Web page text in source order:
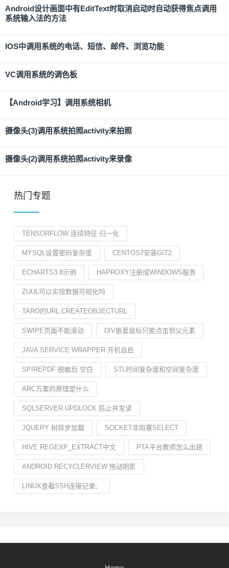
Android设计画面中有EditText时取消启动时自动获得焦点调用
系统输入法的方法
IOS中调用系统的电话、短信、邮件、浏览功能
VC调用系统的调色板
【Android学习】调用系统相机
摄像头(3)调用系统拍照activity来拍照
摄像头(2)调用系统拍照activity来录像
热门专题
TENSORFLOW 连续特征 归一化
MYSQL设置密码复杂度 CENTOS7安装GIT2
ECHARTS3.8示例 HAPROXY注册成WINDOWS服务
ZUUL可以实现数据可视化吗
TARO的URL.CREATEOBJECTURL
SWIPE页面不能滚动 DIV嵌套鼠标只能点击到父元素
JAVA SERVICE WRAPPER 开机自启
SPIREPDF 脱敏后 空白 STL时间复杂度和空间复杂度
ARC方案的原理是什么
SQLSERVER UPDLOCK 防止并发读
JQUERY 树异步加载 SOCKET非阻塞SELECT
HIVE REGEXP_EXTRACT中文 PTA平台教师怎么出题
ANDROID RECYCLERVIEW 拖动阴影
LINUX查看SSH连接记录、